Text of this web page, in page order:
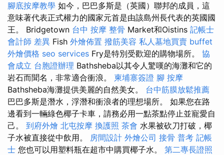
腳底按摩教學 如今，巴巴多斯是（英國）聯邦的成員，這
意味著代表正式權力的國家元首是由該島州長代表的英國國
王。 Bridgetown 台中 按摩 整骨 Market和Oistins 記帳士
會計師 差異 Fish 外燴佈置 撥筋美容 私人墓地買賣 buffet
外燴價格 seo services Fry是特別受歡迎的購物場所。 協
會成立 台胞證辦理 Bathsheba以其令人驚嘆的海灘和它的
岩石而聞名，非常適合衝浪。 柬埔寨簽證 腳 按摩
Bathsheba海灘提供美麗的自然美女。 台中筋膜放鬆推薦
巴巴多斯是潛水，浮潛和衝浪者的理想場所。 如果您在路
邊看到一輛綠色椰子卡車，請務必用一點茶點停止並寵愛自
己。 到府外燴 北屯按摩 換護照 茶會 水果被砍刀打破，椰
子水被直接從中飲用。 房間設計 外燴公司 接骨 普考 記帳
士 您也可以用塑料瓶在超市中購買椰子水。 第二專長證照